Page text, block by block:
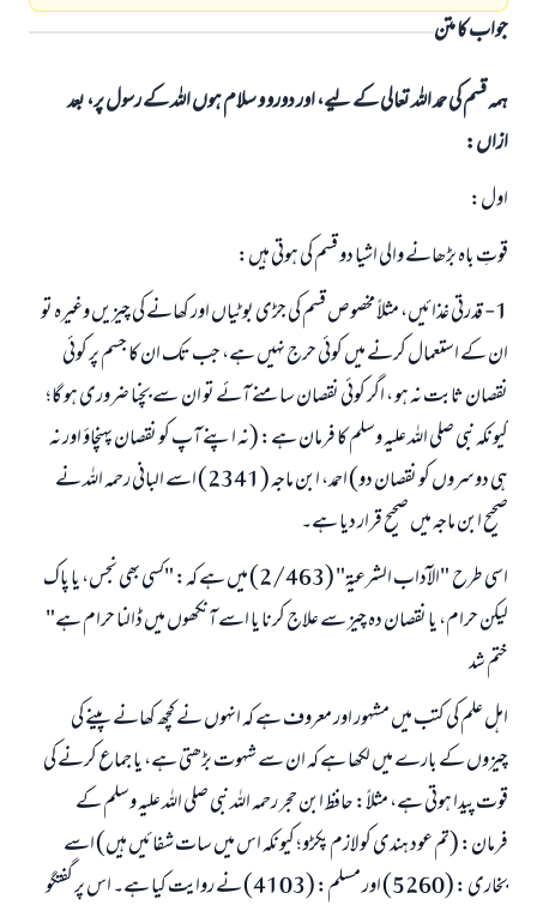
جواب کا متن
ہمہ قسم کی حمد اللہ تعالی کے لیے، اور دورو و سلام ہوں اللہ کے رسول پر، بعد
ازاں:
اول:
قوتِ باہ بڑھانے والی اشیا دو قسم کی ہوتی ہیں:
1- قدرتی غذائیں، مثلاً مخصوص قسم کی جڑی بوٹیاں اور کھانے کی چیزیں وغیرہ تو
ان کے استعمال کرنے میں کوئی حرج نہیں ہے، جب تک ان کا جسم پر کوئی
نقصان ثابت نہ ہو ، اگر کوئی نقصان سامنے آئے تو ان سے بچنا ضروری ہو گا؛
کیونکہ نبی صلی اللہ علیہ وسلم کا فرمان ہے: (نہ اپنے آپ کو نقصان پہنچاؤ اور نہ
ہی دوسروں کو نقصان دو) احمد، ابن ماجہ (2341) اسے البانی رحمہ اللہ نے
صحیح ابن ماجہ میں صحیح قرار دیا ہے۔
اسی طرح "الآداب الشرعية" (2/463) میں ہے کہ: "کسی بھی نجس، یا پاک
لیکن حرام، یا نقصان دہ چیز سے علاج کرنا یا اسے آنکھوں میں ڈالنا حرام ہے"
ختم شد
اہل علم کی کتب میں مشہور اور معروف ہے کہ انہوں نے کچھ کھانے پینے کی
چیزوں کے بارے میں لکھا ہے کہ ان سے شہوت بڑھتی ہے، یا جماع کرنے کی
قوت پیدا ہوتی ہے، مثلاً: حافظ ابن حجر رحمہ اللہ نبی صلی اللہ علیہ وسلم کے
فرمان: (تم عود ہندی کو لازم پکڑو؛ کیونکہ اس میں سات شفائیں ہیں) اسے
بخاری : (5260) اور مسلم: (4103) نے روایت کیا ہے۔ اس پر گفتگو